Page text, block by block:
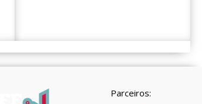
Parceiros: